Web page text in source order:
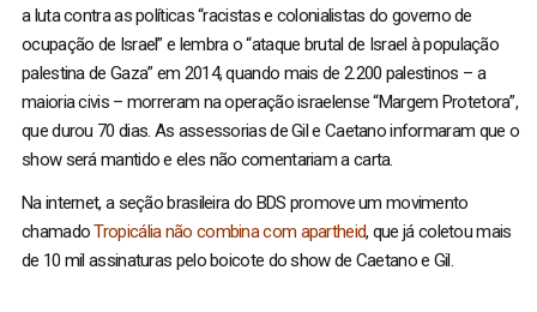
a luta contra as políticas “racistas e colonialistas do governo de
ocupação de Israel” e lembra o “ataque brutal de Israel à população
palestina de Gaza” em 2014, quando mais de 2.200 palestinos – a
maioria civis – morreram na operação israelense “Margem Protetora”,
que durou 70 dias. As assessorias de Gil e Caetano informaram que o
show será mantido e eles não comentariam a carta.
Na internet, a seção brasileira do BDS promove um movimento
chamadoTropicália não combina com apartheid, que já coletou mais
de 10 mil assinaturas pelo boicote do show de Caetano e Gil.